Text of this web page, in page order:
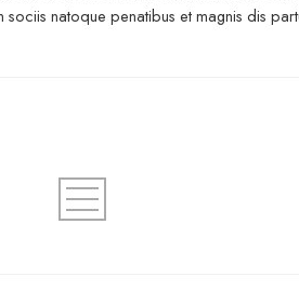
natoque penatibus et magnis dis